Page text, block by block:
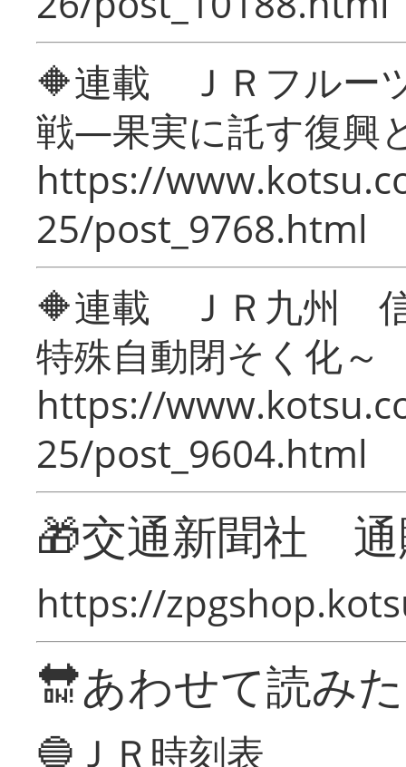
🔶連載 ＪＲフルー
戦―果実に託す復興
https://
25/post_9768.html
🔶連載 ＪＲ九州 信
特殊自動閉そく化～
https://
25/post_9604.html
🎁交通新聞社
https://
🔛あわせて読み
🔵ＪＲ時刻表